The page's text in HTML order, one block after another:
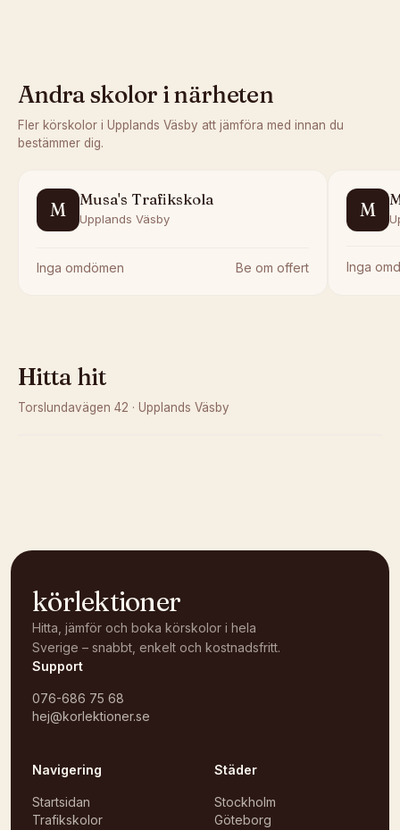
Andra skolor i närheten
Fler körskolor i Upplands Väsby att jämföra med innan du
bestämmer dig.
M Musa's Trafikskola
Upplands Väsby
Inga omdömen Be om offert
M
Inga
Hitta hit
Torslundavägen 42 · Upplands Väsby
körlektioner
Hitta, jämför och boka körskolor i hela
Sverige – snabbt, enkelt och kostnadsfritt.
Support
076-686 75 68
hej@korlektioner.se
Navigering
Startsidan
Trafikskolor
Städer
Stockholm
Göteborg